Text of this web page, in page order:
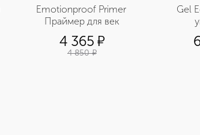
Emotionproof Primer
Праймер для век
4 365 ¤
4 850 ¤
Gel